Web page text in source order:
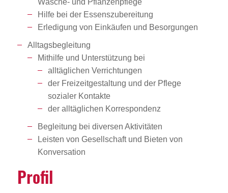
Hilfe bei der Essenszubereitung
Erledigung von Einkäufen und Besorgungen
Alltagsbegleitung
Mithilfe und Unterstützung bei
alltäglichen Verrichtungen
der Freizeitgestaltung und der Pflege
sozialer Kontakte
der alltäglichen Korrespondenz
Begleitung bei diversen Aktivitäten
Leisten von Gesellschaft und Bieten von
Konversation
Profil